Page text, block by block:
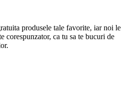
produsele tale favorite, iar noi le
corespunzator, ca tu sa te bucuri de
roșii pomodorii,brie cu nuci și
și derivate, produse din pește
– 22:00